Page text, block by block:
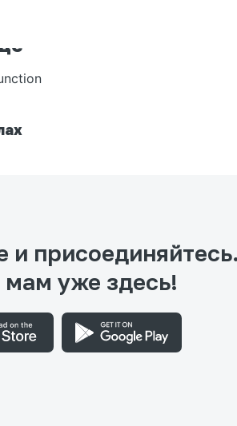
и присоединяйтесь.
мам уже здесь!